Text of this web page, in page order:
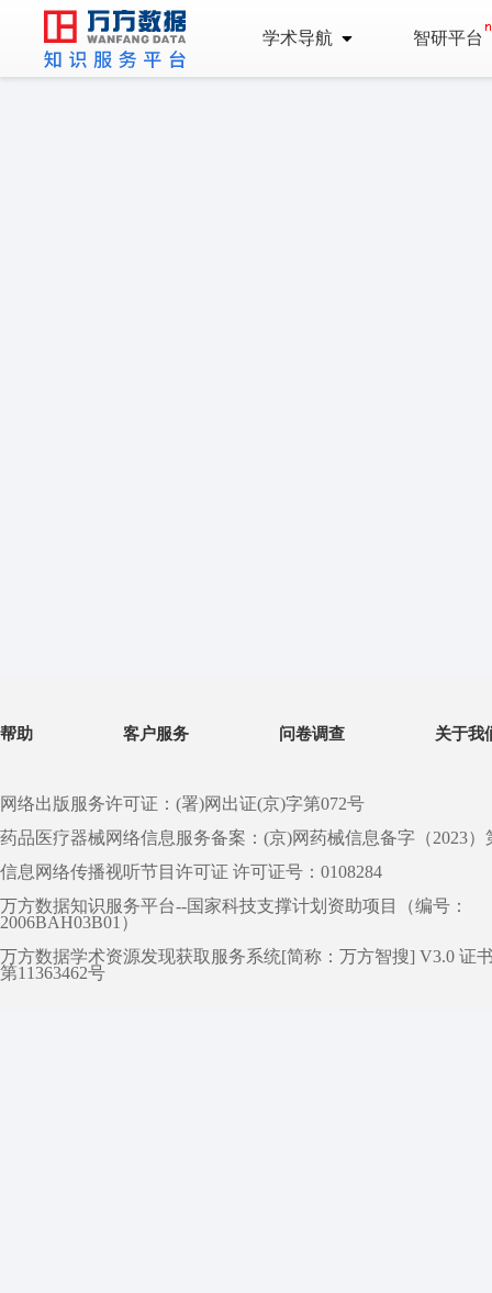
学术导航 智研平台
帮助 客户服务 问卷调查 关于我
网络出版服务许可证：(署)网出证(京)字第072号
药品医疗器械网络信息服务备案：(京)网药械信息备字（2023）
信息网络传播视听节目许可证 许可证号：0108284
万方数据知识服务平台--国家科技支撑计划资助项目（编号：
2006BAH03B01）
万方数据学术资源发现获取服务系统[简称：万方智搜] V3.0 证
第11363462号